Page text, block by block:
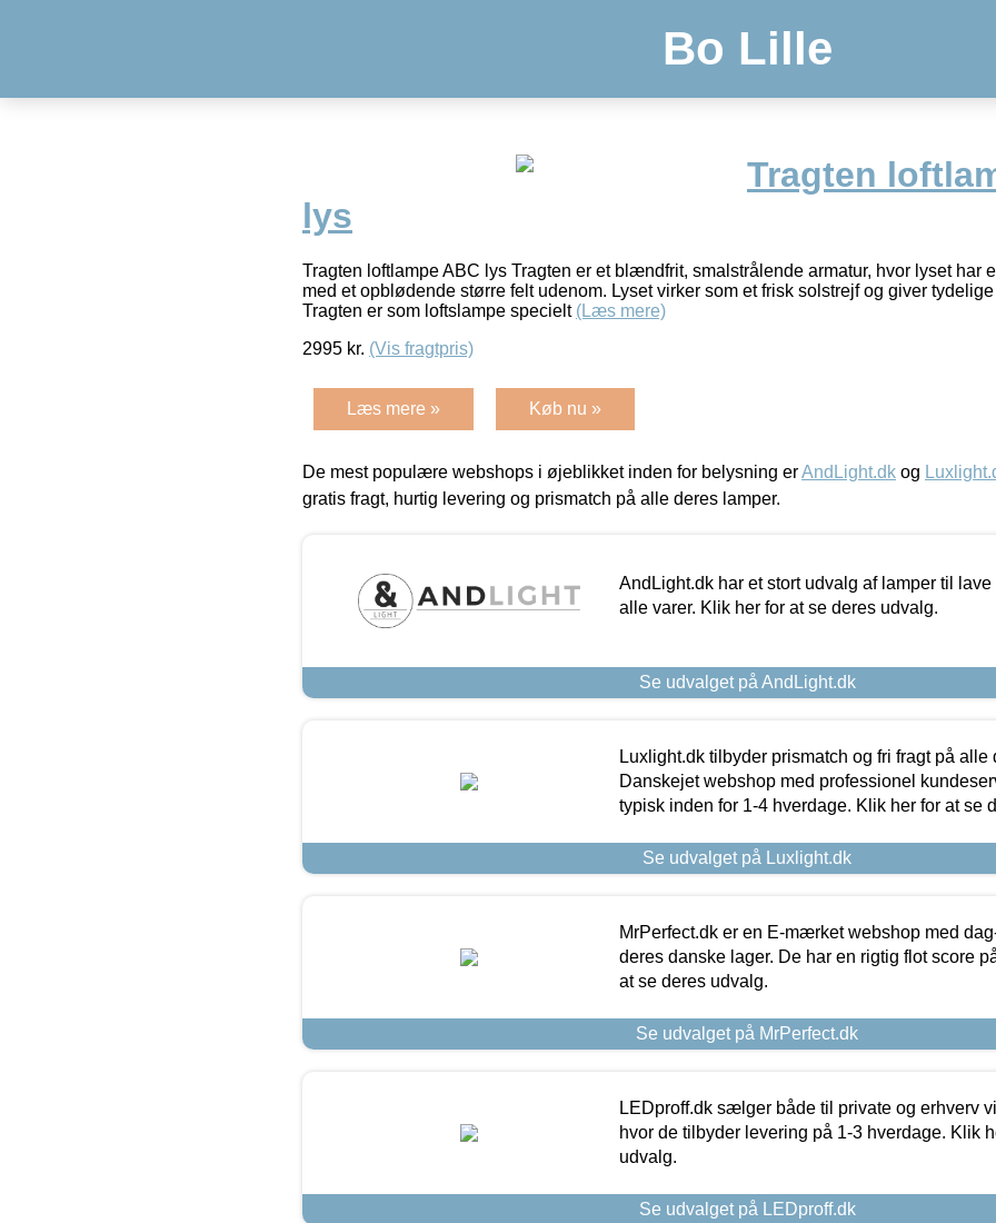
Bo Lille
Tragten
lys
Tragten loftlampe ABC lys Tragten er et blændfrit, smalstrålende armatur, hvor lyset har
med et opblødende større felt udenom. Lyset virker som et frisk solstrejf og giver
Tragten er som loftslampe specielt (Læs mere)
2995 kr. (Vis fragtpris)
Læs mere » Køb nu »
De mest populære webshops i øjeblikket inden for belysning erAndLight.dk og
gratis fragt, hurtig levering og prismatch på alle deres lamper.
AndLight.dk har et stort udvalg af lamper til lave
alle varer. Klik her for at se deres udvalg.
Se udvalget på AndLight.dk
Luxlight.dk tilbyder prismatch og fri fragt på alle
Danskejet webshop med professionel
typisk inden for 1-4 hverdage. Klik her for at se
Se udvalget på Luxlight.dk
MrPerfect.dk er en E-mærket webshop med
deres danske lager. De har en rigtig flot score
at se deres udvalg.
Se udvalget på MrPerfect.dk
LEDproff.dk sælger både til private og erhverv
hvor de tilbyder levering på 1-3 hverdage. Klik
udvalg.
Se udvalget på LEDproff.dk